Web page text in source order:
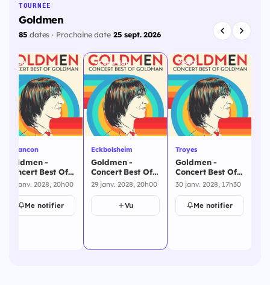
TOURNÉE
Goldmen
85dates · Prochaine date25 sept. 2026
538j
Besancon
Goldmen -
Concert Best Of
Goldman -
Besancon - 28
janvier 2028
28 janv. 2028, 20h00
Me notifier
Cette date
Eckbolsheim
Goldmen -
Concert Best Of
Goldman -
Eckbolsheim - 29
janvier 2028
29 janv. 2028, 20h00
Vu
540j
Troyes
Goldmen -
Concert Best Of
Goldman -
Troyes - 30
janvier 2028
30 janv. 2028, 17h30
Me notifier